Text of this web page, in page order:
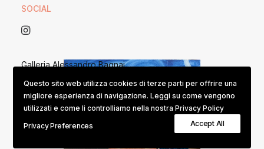
SOCIAL
Galleria Alessandro Bagnai
Cookies e Privacy Policy
Questo sito web utilizza cookies di terze parti per offrire una
migliore esperienza di navigazione. Leggi su come vengono
utilizzati e come li controlliamo nella nostra Privacy Policy
Privacy Preferences
Accept All